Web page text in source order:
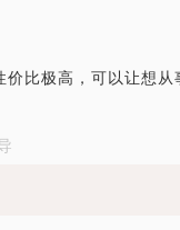
比极高，可以让想